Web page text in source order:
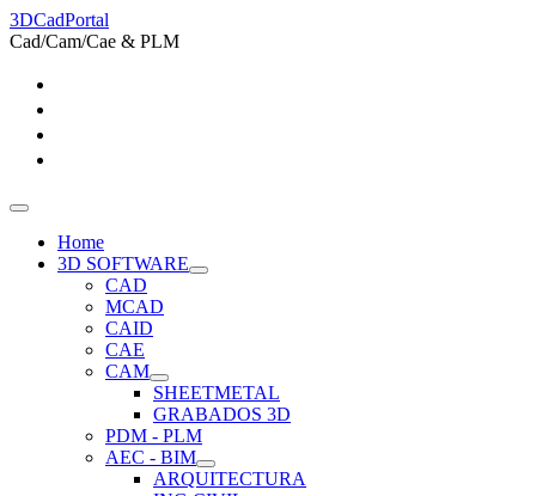
3DCadPortal
Cad/Cam/Cae & PLM
Home
3D SOFTWARE
CAD
MCAD
CAID
CAE
CAM
SHEETMETAL
GRABADOS 3D
PDM - PLM
AEC - BIM
ARQUITECTURA